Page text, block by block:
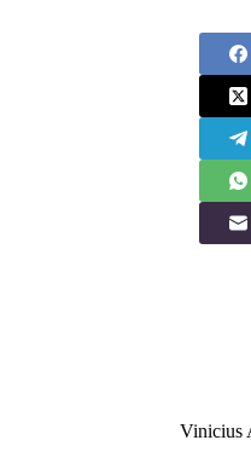
Vinicius